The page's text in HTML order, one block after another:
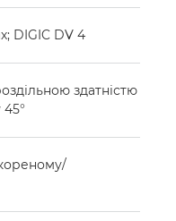
DIGIC DV 4
здатністю
45°